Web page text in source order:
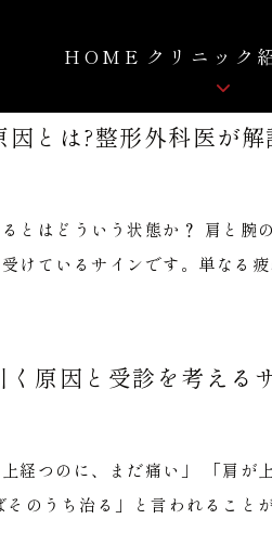
HOME クリニック
FD療法 自費リハビリ
とは?整形外科医が
とはどういう状態か？ 肩と腕
けているサインです。単な
原因と受診を考える
経つのに、まだ痛い」 「肩
そのうち治る」と言われるこ